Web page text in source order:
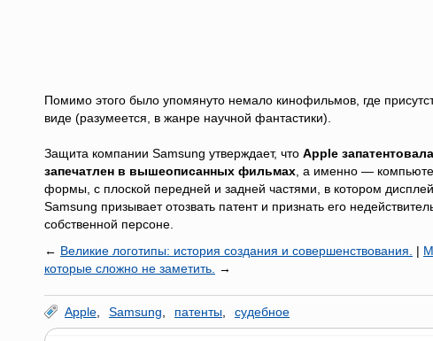
Помимо этого было упомянуто немало кинофильмов, где
виде (разумеется, в жанре научной фантастики).
Защита компании Samsung утверждает, что Apple
запечатлен в вышеописанных фильмах , а именно —
формы, с плоской передней и задней частями, в котором
Samsung призывает отозвать патент и признать его
собственной персоне.
← Великие логотипы: история создания и совершенствования. |
которые сложно не заметить.
→
Apple Samsung патенты судебное